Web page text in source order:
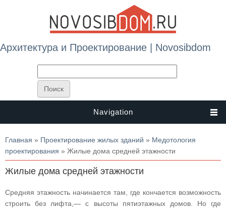
Архитектура и Проектирование | Novosibdom
Navigation
Вы здесь
Главная » Проектирование жилых зданий » Медотология
проектирования » Жилые дома средней этажности
Жилые дома средней этажности
Средняя этажность начинается там, где кончается возможность
строить без лифта,— с высоты пятиэтажных домов. Но где